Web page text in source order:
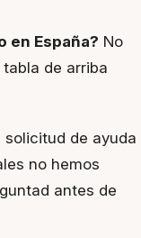
en España? No
de arriba
solicitud de ayuda
no hemos
antes de